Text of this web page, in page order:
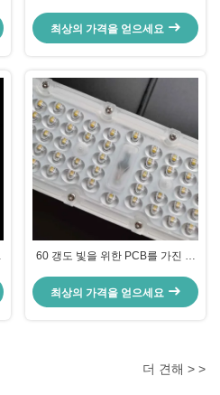
및 창고 조명을위한 고효율 좁은 빔
렌즈
최상의 가격을 얻으세요
60 갱도 빛을 위한 PCB를 가진 도
렌즈 SMD 3030 Leds를 지도했습
최상의 가격을 얻으세요
더 견해 > >